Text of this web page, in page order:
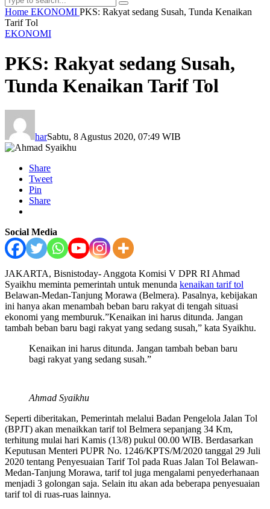
Home EKONOMI PKS: Rakyat sedang Susah, Tunda Kenaikan
Tarif Tol
EKONOMI
PKS: Rakyat sedang Susah,
Tunda Kenaikan Tarif Tol
harSabtu, 8 Agustus 2020, 07:49 WIB
Share
Tweet
Pin
Share
Social Media
JAKARTA, Bisnistoday- Anggota Komisi V DPR RI Ahmad
Syaikhu meminta pemerintah untuk menunda kenaikan tarif tol
Belawan-Medan-Tanjung Morawa (Belmera). Pasalnya, kebijakan
ini hanya akan menambah beban baru rakyat di tengah situasi
ekonomi yang memburuk.”Kenaikan ini harus ditunda. Jangan
tambah beban baru bagi rakyat yang sedang susah,” kata Syaikhu.
Kenaikan ini harus ditunda. Jangan tambah beban baru
bagi rakyat yang sedang susah.”
Ahmad Syaikhu
Seperti diberitakan, Pemerintah melalui Badan Pengelola Jalan Tol
(BPJT) akan menaikkan tarif tol Belmera sepanjang 34 Km,
terhitung mulai hari Kamis (13/8) pukul 00.00 WIB. Berdasarkan
Keputusan Menteri PUPR No. 1246/KPTS/M/2020 tanggal 29 Juli
2020 tentang Penyesuaian Tarif Tol pada Ruas Jalan Tol Belawan-
Medan-Tanjung Morawa, tarif tol juga mengalami penyederhanaan
menjadi 3 golongan saja. Selain itu akan ada beberapa penyesuaian
tarif tol di ruas-ruas lainnya.